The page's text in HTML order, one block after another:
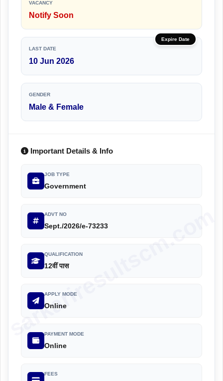
VACANCY
Notify Soon
Expire Date
LAST DATE
10 Jun 2026
GENDER
Male & Female
sarkariresultscm.com
Important Details & Info
JOB TYPE
Government
ADVT NO
Sept./2026/e-73233
QUALIFICATION
12वीं पास
APPLY MODE
Online
PAYMENT MODE
Online
FEES